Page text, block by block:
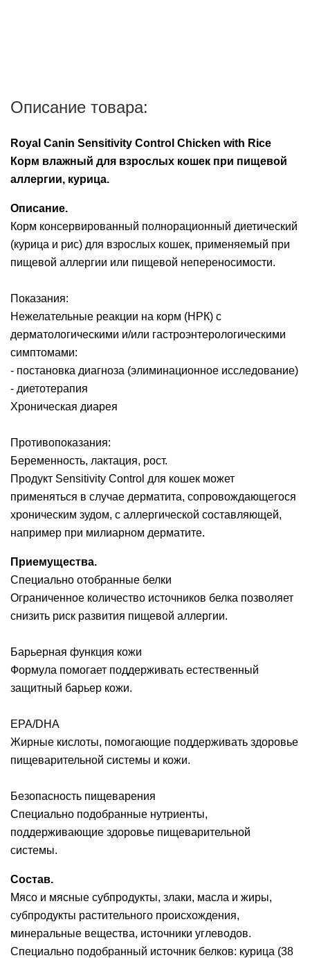
Описание товара:
Royal Canin Sensitivity Control Chicken with Rice
Корм влажный для взрослых кошек при пищевой
аллергии, курица.
Описание.
Корм консервированный полнорационный диетический
(курица и рис) для взрослых кошек, применяемый при
пищевой аллергии или пищевой непереносимости.
Показания:
Нежелательные реакции на корм (НРК) с
дерматологическими и/или гастроэнтерологическими
симптомами:
- постановка диагноза (элиминационное исследование)
- диетотерапия
Хроническая диарея
Противопоказания:
Беременность, лактация, рост.
Продукт Sensitivity Control для кошек может
применяться в случае дерматита, сопровождающегося
хроническим зудом, с аллергической составляющей,
например при милиарном дерматите.
Приемущества.
Специально отобранные белки
Ограниченное количество источников белка позволяет
снизить риск развития пищевой аллергии.
Барьерная функция кожи
Формула помогает поддерживать естественный
защитный барьер кожи.
EPA/DHA
Жирные кислоты, помогающие поддерживать здоровье
пищеварительной системы и кожи.
Безопасность пищеварения
Специально подобранные нутриенты,
поддерживающие здоровье пищеварительной
системы.
Состав.
Мясо и мясные субпродукты, злаки, масла и жиры,
субпродукты растительного происхождения,
минеральные вещества, источники углеводов.
Специально подобранный источник белков: курица (38